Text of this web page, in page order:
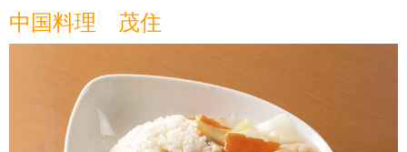
中国料理 茂住